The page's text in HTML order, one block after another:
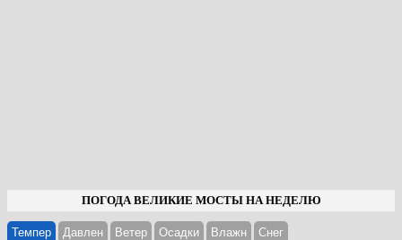
ПОГОДА ВЕЛИКИЕ МОСТЫ НА НЕДЕЛЮ
Темпер Давлен Ветер Осадки Влажн Cнег